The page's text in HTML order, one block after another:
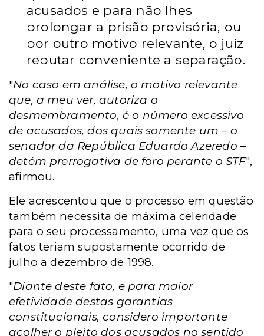
acusados e para não lhes
prolongar a prisão provisória, ou
por outro motivo relevante, o juiz
reputar conveniente a separação.
"No caso em análise, o motivo relevante
que, a meu ver, autoriza o
desmembramento, é o número excessivo
de acusados, dos quais somente um – o
senador da República Eduardo Azeredo –
detém prerrogativa de foro perante o STF",
afirmou.
Ele acrescentou que o processo em questão
também necessita de máxima celeridade
para o seu processamento, uma vez que os
fatos teriam supostamente ocorrido de
julho a dezembro de 1998.
"Diante deste fato, e para maior
efetividade destas garantias
constitucionais, considero importante
acolher o pleito dos acusados no sentido